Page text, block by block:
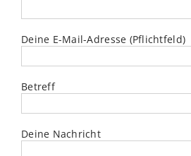
Deine E-Mail-Adresse (Pflichtfeld)
Betreff
Deine Nachricht